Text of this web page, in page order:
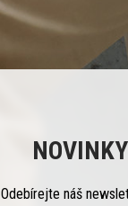
Odebírejte náš